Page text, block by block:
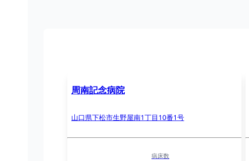
周南記念病院
山口県下松市生野屋南1丁目10番1号
病床数